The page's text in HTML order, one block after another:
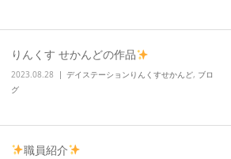
りんくす せかんどの作品
2023.08.28 デイステーションりんくすせかんど, ブロ
グ
職員紹介